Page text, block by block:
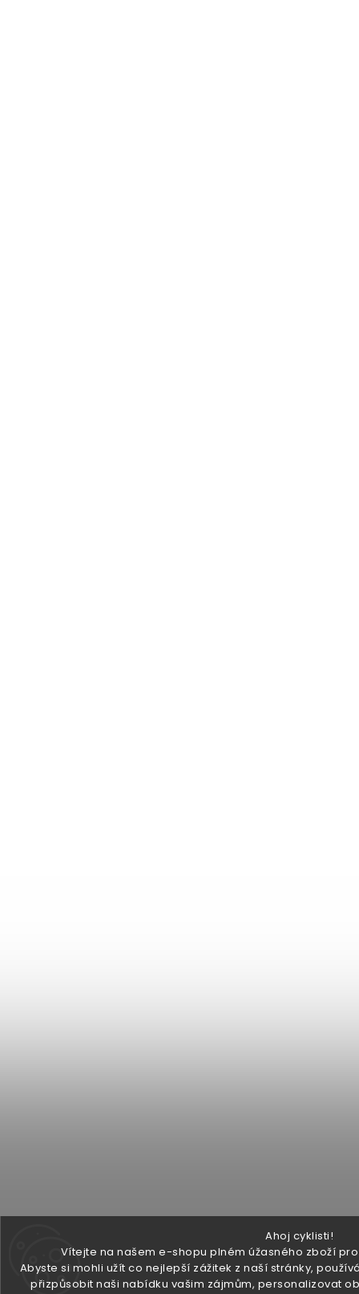
Ahoj cyklisti!
Vítejte na našem e-shopu plném úžasného zboží
Abyste si mohli užít co nejlepší zážitek z naší stránky,
přizpůsobit naši nabídku vašim zájmům, personalizovat